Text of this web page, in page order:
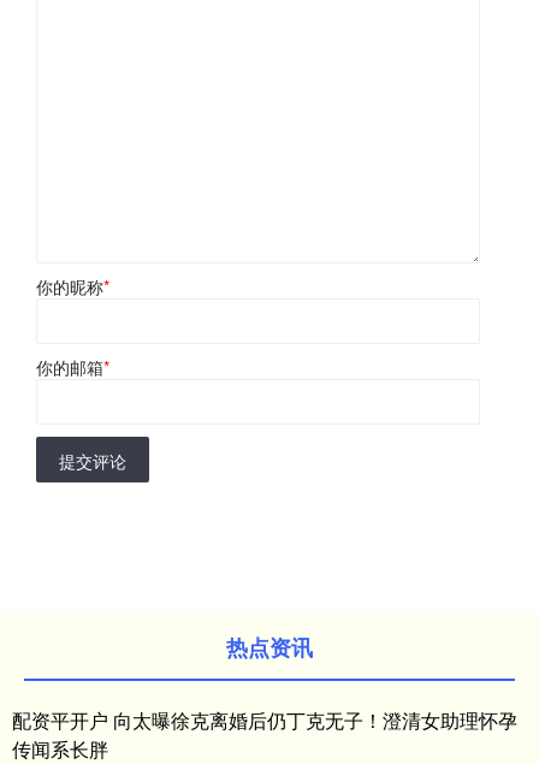
你的昵称*
你的邮箱*
提交评论
热点资讯
配资平开户 向太曝徐克离婚后仍丁克无子！澄清女助理怀孕
传闻系长胖